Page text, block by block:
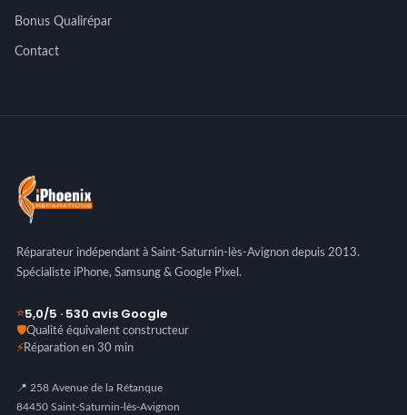
Bonus Qualirépar
Contact
Réparateur indépendant à Saint-Saturnin-lès-Avignon depuis 2013.
Spécialiste iPhone, Samsung & Google Pixel.
⭐5,0/5 · 530 avis Google
🛡️Qualité équivalent constructeur
⚡Réparation en 30 min
📍 258 Avenue de la Rétanque
84450 Saint-Saturnin-lès-Avignon